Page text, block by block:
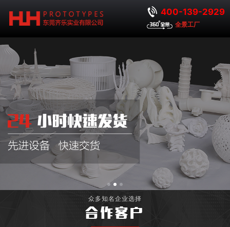
400-139-2929
全景工厂
众多知名企业选择
合作客户